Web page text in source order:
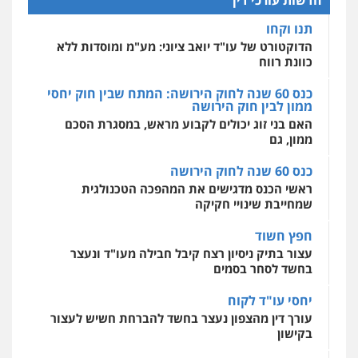
אחסון אתרים
מקצועיים לעורכי דין
מרכז התחלה חדשה
אסירים עבירות מין שירותים מקצועיים
לעורכי דין
תנו וקחו
הדוקטורט של עו"ד יואב ציוני: מע"מ ומוסדות ללא
כוונת רווח
כנס 60 שנה לחוק הירושה: המתח שבין חוק יחסי
ממון לבין חוק הירושה
האם בני זוג יכולים לקבוע מראש, במסגרת הסכם
ממון, גם
כנס 60 שנה לחוק הירושה
ראשי הכנס מדגישים את המהפכה הטכנולגית
שמחייבת שינויי חקיקה
חפץ חשוד
עצור בתיק ניסיון רצח קיבל חבילה מעו"ד ונעצר
בחשד לסחר בסמים
יחסי עו"ד לקוח
עורך דין מהצפון נעצר בחשד להברחת חשיש לעצור
בקישון